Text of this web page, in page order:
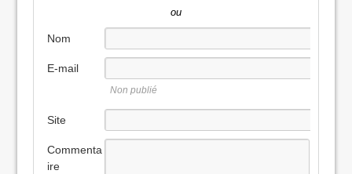
ou
Nom
E-mail
Non publié
Site
Commenta
ire